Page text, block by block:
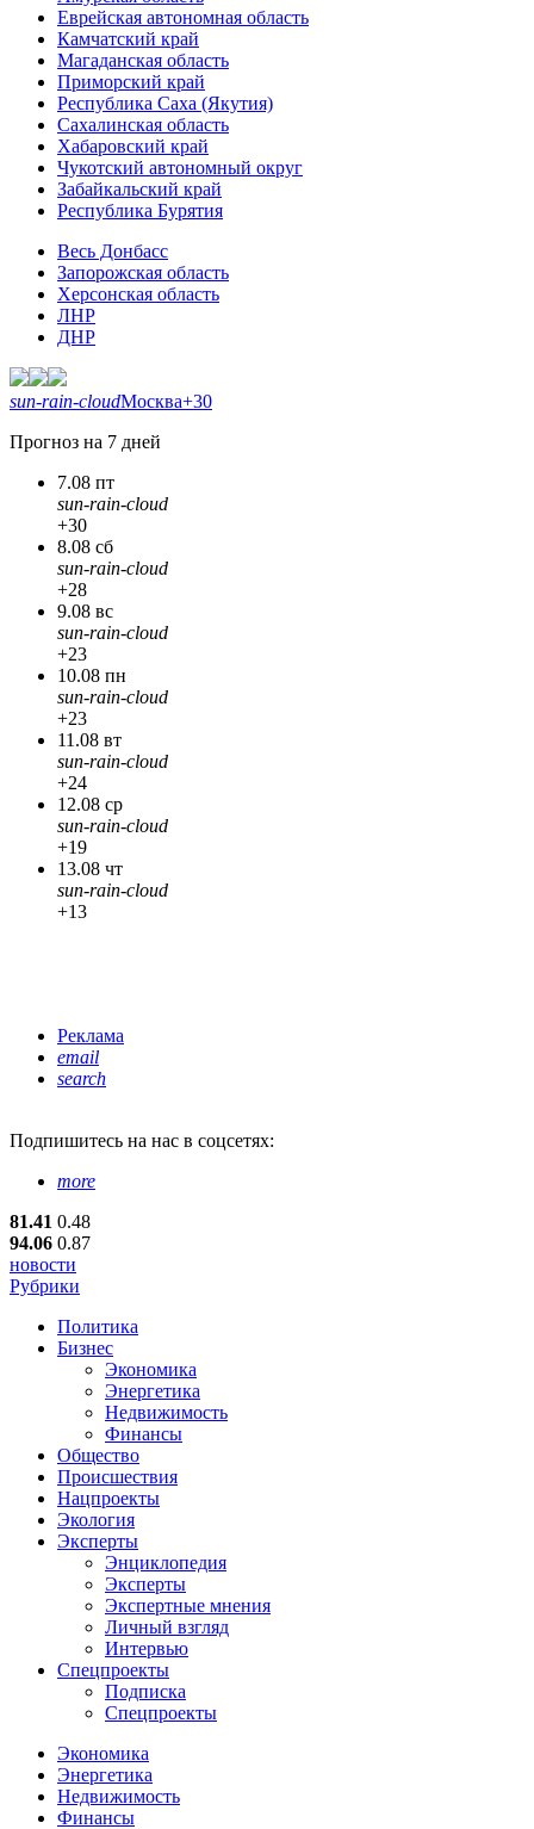
Еврейская автономная область
Камчатский край
Магаданская область
Приморский край
Республика Саха (Якутия)
Сахалинская область
Хабаровский край
Чукотский автономный округ
Забайкальский край
Республика Бурятия
Весь Донбасс
Запорожская область
Херсонская область
ЛНР
ДНР
sun-rain-cloudМосква+30
Прогноз на 7 дней
7.08 пт
sun-rain-cloud
+30
8.08 сб
sun-rain-cloud
+28
9.08 вс
sun-rain-cloud
+23
10.08 пн
sun-rain-cloud
+23
11.08 вт
sun-rain-cloud
+24
12.08 ср
sun-rain-cloud
+19
13.08 чт
sun-rain-cloud
+13
Реклама
email
search
Подпишитесь на нас в соцсетях:
more
81.41 0.48
94.06 0.87
новости
Рубрики
Политика
Бизнес
Экономика
Энергетика
Недвижимость
Финансы
Общество
Происшествия
Нацпроекты
Экология
Эксперты
Энциклопедия
Эксперты
Экспертные мнения
Личный взгляд
Интервью
Спецпроекты
Подписка
Спецпроекты
Экономика
Энергетика
Недвижимость
Финансы